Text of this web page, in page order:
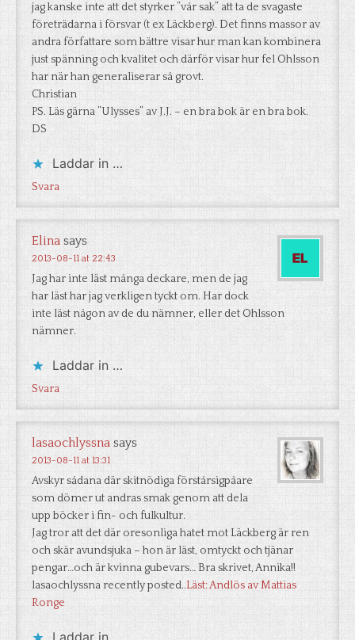
jag kanske inte att det styrker ”vår sak” att ta de svagaste
företrädarna i försvar (t ex Läckberg). Det finns massor av
andra författare som bättre visar hur man kan kombinera
just spänning och kvalitet och därför visar hur fel Ohlsson
har när han generaliserar så grovt.
Christian
PS. Läs gärna ”Ulysses” av J.J. – en bra bok är en bra bok.
DS
Laddar in …
Svara
Elina says
2013-08-11 at 22:43
Jag har inte läst många deckare, men de jag
har läst har jag verkligen tyckt om. Har dock
inte läst någon av de du nämner, eller det Ohlsson
nämner.
Laddar in …
Svara
lasaochlyssna says
2013-08-11 at 13:31
Avskyr sådana där skitnödiga förstårsigpåare
som dömer ut andras smak genom att dela
upp böcker i fin- och fulkultur.
Jag tror att det där oresonliga hatet mot Läckberg är ren
och skär avundsjuka – hon är läst, omtyckt och tjänar
pengar…och är kvinna gubevars… Bra skrivet, Annika!!
lasaochlyssna recently posted..Läst: Andlös av Mattias
Ronge
Laddar in …